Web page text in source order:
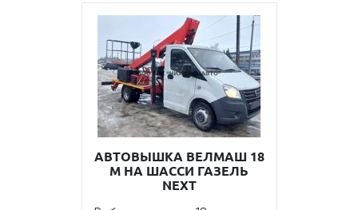
АВТОВЫШКА ВЕЛМАШ 18
М НА ШАССИ ГАЗЕЛЬ
NEXT